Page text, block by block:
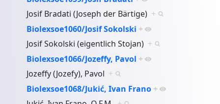
Josif Bradati (Joseph der Bärtige) +
Biolexsoe1060/Josif Sokolski +
Josif Sokolski (eigentlich Stojan) +
Biolexsoe1066/Jozeffy, Pavol +
Jozeffy (Jozefy), Pavol +
Biolexsoe1068/Jukić, Ivan Frano +